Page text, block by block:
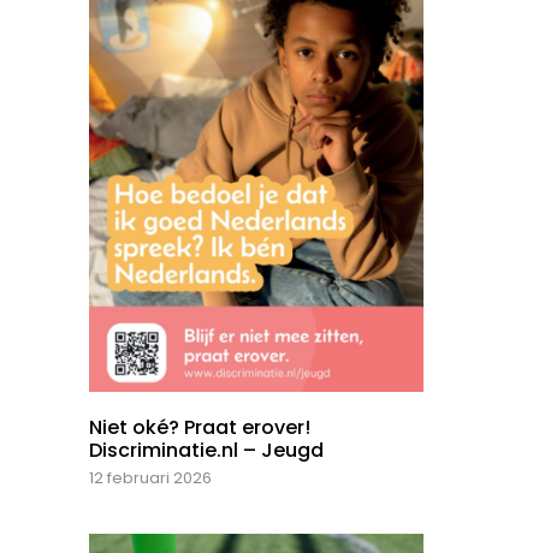
Niet oké? Praat erover!
Discriminatie.nl – Jeugd
12 februari 2026